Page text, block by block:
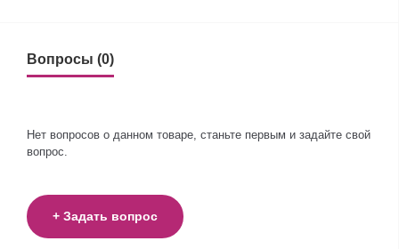
Вопросы (0)
Нет вопросов о данном товаре, станьте первым и задайте свой
вопрос.
+ Задать вопрос